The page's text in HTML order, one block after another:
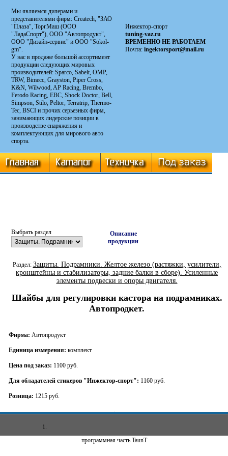
Мы являемся дилерами и
представителями фирм: Сreatech, "ЗАО
"Плаза", ТоргМаш (ООО
"ЛадаСпорт"), ООО "Автопродукт",
ООО "Дизайн-сервис" и ООО "Sokol-
gm".
У нас в продаже большой ассортимент
продукции следующих мировых
производителей: Sparco, Sabelt, OMP,
TRW, Bimecc, Grayston, Piper Cross,
K&N, Wilwood, AP Racing, Brembo,
Ferodo Racing, EBC, Shock Doctor, Bell,
Simpson, Stilo, Peltor, Terratrip, Thermo-
Tec, BSCI и прочих серьезных фирм,
занимающих лидерские позиции в
производстве снаряжения и
комплектующих для мирового авто
спорта.
Инжектор-спорт
tuning-vaz.ru
ВРЕМЕННО НЕ РАБОТАЕМ
Почта:ingektorsport@mail.ru
Выбрать раздел
Описание
продукции
Раздел: Защиты. Подрамники. Желтое железо (растяжки, усилители,
кронштейны и стабилизаторы, задние балки в сборе). Усиленные
элементы подвески и опоры двигателя.
Шайбы для регулировки кастора на подрамниках.
Автопродкет.
Фирма: Автопродукт
Единица измерения: комплект
Цена под заказ: 1100 руб.
Для обладателей стикеров "Инжектор-спорт": 1160 руб.
Розница: 1215 руб.
1.
программная часть TaunT